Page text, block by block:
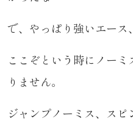
で、やっぱり強いエース
ここぞという時にノー
りません。
ジャンプノーミス、スピ